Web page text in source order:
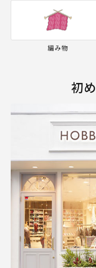
編み物
初